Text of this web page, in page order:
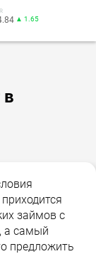
▲ 1.65
в
займов с
а самый
предложить